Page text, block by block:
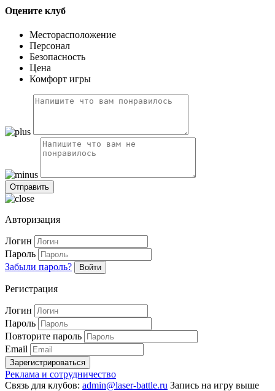
Оцените клуб
Месторасположение
Персонал
Безопасность
Цена
Комфорт игры
Авторизация
Логин
Пароль
Забыли пароль?
Войти
Регистрация
Логин
Пароль
Повторите пароль
Email
Зарегистрироваться
Реклама и сотрудничество
Связь для клубов: admin@laser-battle.ru Запись на игру выше